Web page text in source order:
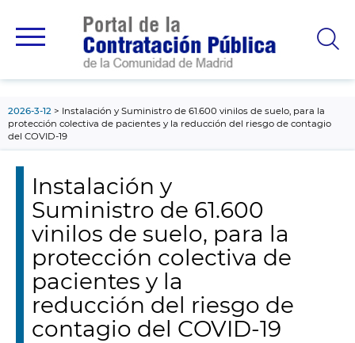
principal
2026-3-12
Instalación y Suministro de 61.600 vinilos de suelo, para la
protección colectiva de pacientes y la reducción del riesgo de contagio
del COVID-19
Instalación y
Suministro de 61.600
vinilos de suelo, para la
protección colectiva de
pacientes y la
reducción del riesgo de
contagio del COVID-19